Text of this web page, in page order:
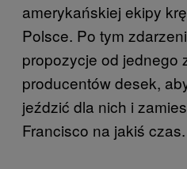
amerykańskiej ekipy
Polsce. Po tym
propozycje od jednego
producentów desek,
jeździć dla nich i
Francisco na jakiś czas.